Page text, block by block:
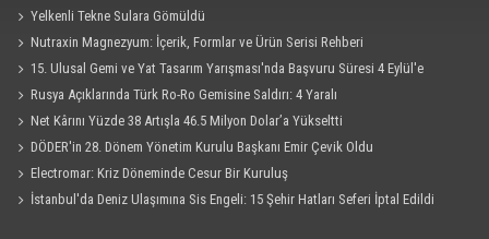
Yelkenli Tekne Sulara Gömüldü
Nutraxin Magnezyum: İçerik, Formlar ve Ürün Serisi Rehberi
15. Ulusal Gemi ve Yat Tasarım Yarışması'nda Başvuru Süresi 4 Eylül'e
Uzatıldı
Rusya Açıklarında Türk Ro-Ro Gemisine Saldırı: 4 Yaralı
Net Kârını Yüzde 38 Artışla 46.5 Milyon Dolar’a Yükseltti
DÖDER'in 28. Dönem Yönetim Kurulu Başkanı Emir Çevik Oldu
Electromar: Kriz Döneminde Cesur Bir Kuruluş
İstanbul'da Deniz Ulaşımına Sis Engeli: 15 Şehir Hatları Seferi İptal Edildi